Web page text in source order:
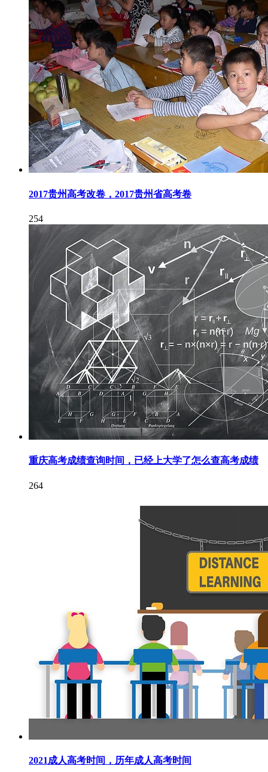
2017贵州高考改卷，2017贵州省高考卷
254
重庆高考成绩查询时间，已经上大学了怎么查高考成绩
264
2021成人高考时间，历年成人高考时间